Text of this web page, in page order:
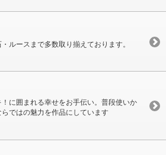
ルースまで多数取り揃えております。
に囲まれる幸せをお手伝い。普段使いか
ではの魅力を作品にしています